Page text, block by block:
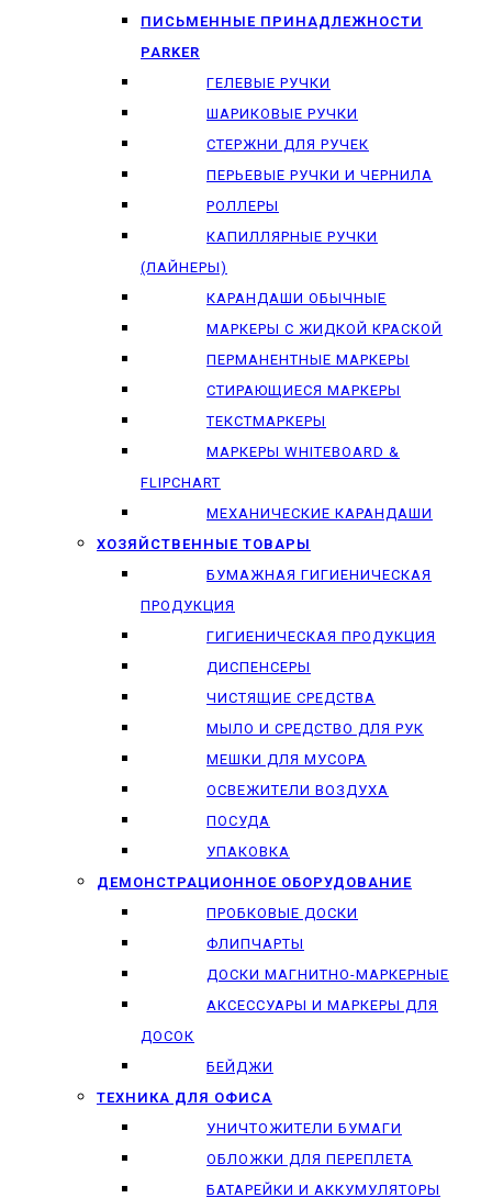
ПИСЬМЕННЫЕ ПРИНАДЛЕЖНОСТИ
PARKER
ГЕЛЕВЫЕ РУЧКИ
ШАРИКОВЫЕ РУЧКИ
СТЕРЖНИ ДЛЯ РУЧЕК
ПЕРЬЕВЫЕ РУЧКИ И ЧЕРНИЛА
РОЛЛЕРЫ
КАПИЛЛЯРНЫЕ РУЧКИ
(ЛАЙНЕРЫ)
КАРАНДАШИ ОБЫЧНЫЕ
МАРКЕРЫ C ЖИДКОЙ КРАСКОЙ
ПЕРМАНЕНТНЫЕ МАРКЕРЫ
СТИРАЮЩИЕСЯ МАРКЕРЫ
ТЕКСТМАРКЕРЫ
МАРКЕРЫ WHITEBOARD &
FLIPCHART
МЕХАНИЧЕСКИЕ КАРАНДАШИ
ХОЗЯЙСТВЕННЫЕ ТОВАРЫ
БУМАЖНАЯ ГИГИЕНИЧЕСКАЯ
ПРОДУКЦИЯ
ГИГИЕНИЧЕСКАЯ ПРОДУКЦИЯ
ДИСПЕНСЕРЫ
ЧИСТЯЩИЕ СРЕДСТВА
МЫЛО И СРЕДСТВО ДЛЯ РУК
МЕШКИ ДЛЯ МУСОРА
ОСВЕЖИТЕЛИ ВОЗДУХА
ПОСУДА
УПАКОВКА
ДЕМОНСТРАЦИОННОЕ ОБОРУДОВАНИЕ
ПРОБКОВЫЕ ДОСКИ
ФЛИПЧАРТЫ
ДОСКИ МАГНИТНО-МАРКЕРНЫЕ
АКСЕССУАРЫ И МАРКЕРЫ ДЛЯ
ДОСОК
БЕЙДЖИ
ТЕХНИКА ДЛЯ ОФИСА
УНИЧТОЖИТЕЛИ БУМАГИ
ОБЛОЖКИ ДЛЯ ПЕРЕПЛЕТА
БАТАРЕЙКИ И АККУМУЛЯТОРЫ